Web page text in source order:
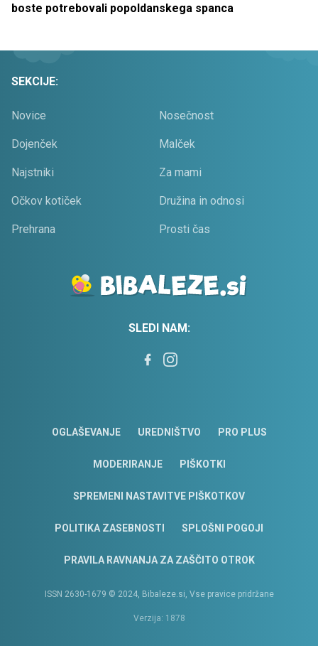
boste potrebovali popoldanskega spanca
SEKCIJE:
Novice Nosečnost
Dojenček Malček
Najstniki Za mami
Očkov kotiček Družina in odnosi
Prehrana Prosti čas
SLEDI NAM:
OGLAŠEVANJE UREDNIŠTVO PRO PLUS
MODERIRANJE PIŠKOTKI
SPREMENI NASTAVITVE PIŠKOTKOV
POLITIKA ZASEBNOSTI SPLOŠNI POGOJI
PRAVILA RAVNANJA ZA ZAŠČITO OTROK
ISSN 2630-1679 © 2024, Bibaleze.si, Vse pravice pridržane
Verzija: 1878